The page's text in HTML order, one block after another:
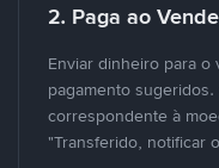
2. Paga ao
Enviar dinheiro para
pagamento
correspondente à
"Transferido, notificar